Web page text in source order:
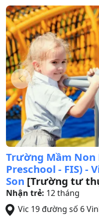
Trường Mầm Non
Preschool - FIS) -
Son [Trường tư
Nhận trẻ: 12 tháng
Vic 19 đường số 6